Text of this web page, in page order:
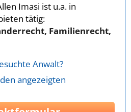
Imasi ist u.a. in
tätig:
Familienrecht,
Anwalt?
angezeigten